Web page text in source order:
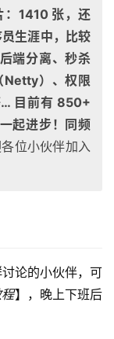
：1410 张，还
生涯中，比较
端分离、秒杀
Netty）、权限
目前有 850+
起进步！同频
位小伙伴加入
论的小伙伴，可
】，晚上下班后